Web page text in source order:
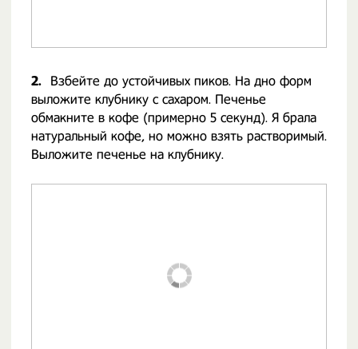
2.
Взбейте до устойчивых пиков. На дно форм
выложите клубнику с сахаром. Печенье
обмакните в кофе (примерно 5 секунд). Я брала
натуральный кофе, но можно взять растворимый.
Выложите печенье на клубнику.